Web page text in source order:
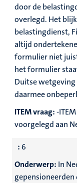
door de
overlegd. Het
belastingdienst,
altijd
formulier niet
het formulier
Duitse wetgeving
daarmee
ITEM vraag:-
voorgelegd aan
:6
Onderwerp: In